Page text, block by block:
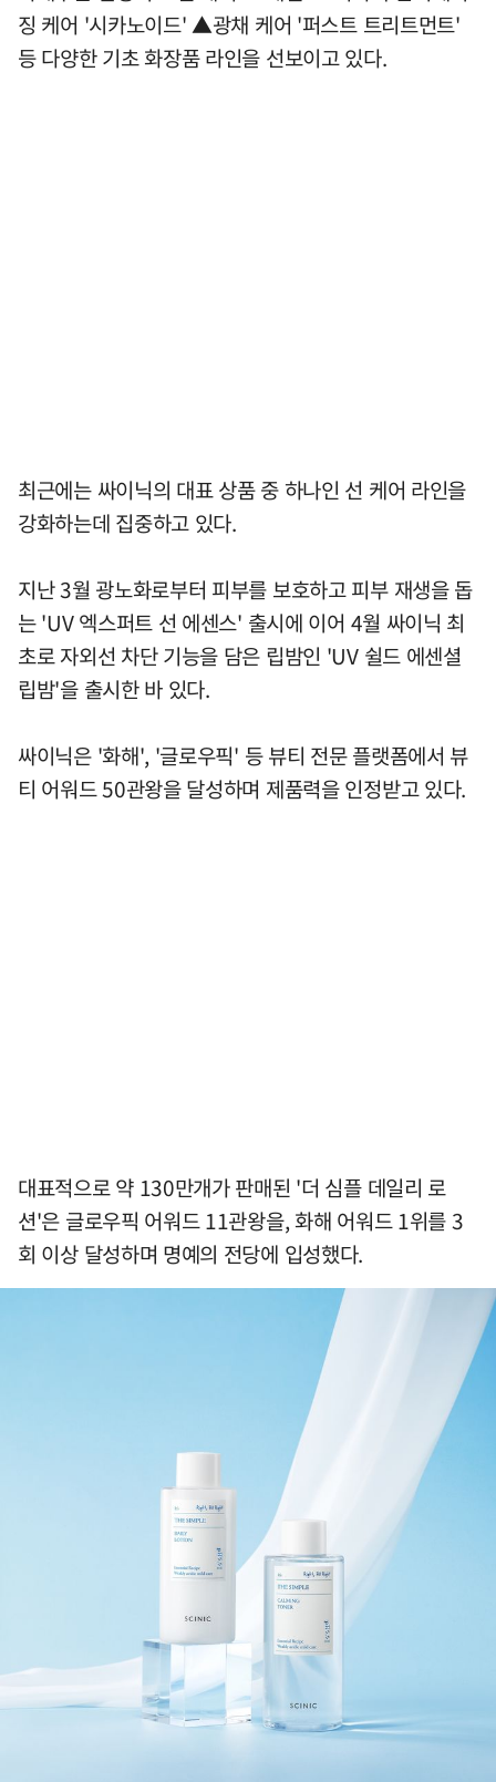
징 케어 '시카노이드' ▲광채 케어 '퍼스트 트리트먼트'
등 다양한 기초 화장품 라인을 선보이고 있다.
최근에는 싸이닉의 대표 상품 중 하나인 선 케어 라인을
강화하는데 집중하고 있다.
지난 3월 광노화로부터 피부를 보호하고 피부 재생을 돕
는 'UV 엑스퍼트 선 에센스' 출시에 이어 4월 싸이닉 최
초로 자외선 차단 기능을 담은 립밤인 'UV 쉴드 에센셜
립밤'을 출시한 바 있다.
싸이닉은 '화해', '글로우픽' 등 뷰티 전문 플랫폼에서 뷰
티 어워드 50관왕을 달성하며 제품력을 인정받고 있다.
대표적으로 약 130만개가 판매된 '더 심플 데일리 로
션'은 글로우픽 어워드 11관왕을, 화해 어워드 1위를 3
회 이상 달성하며 명예의 전당에 입성했다.